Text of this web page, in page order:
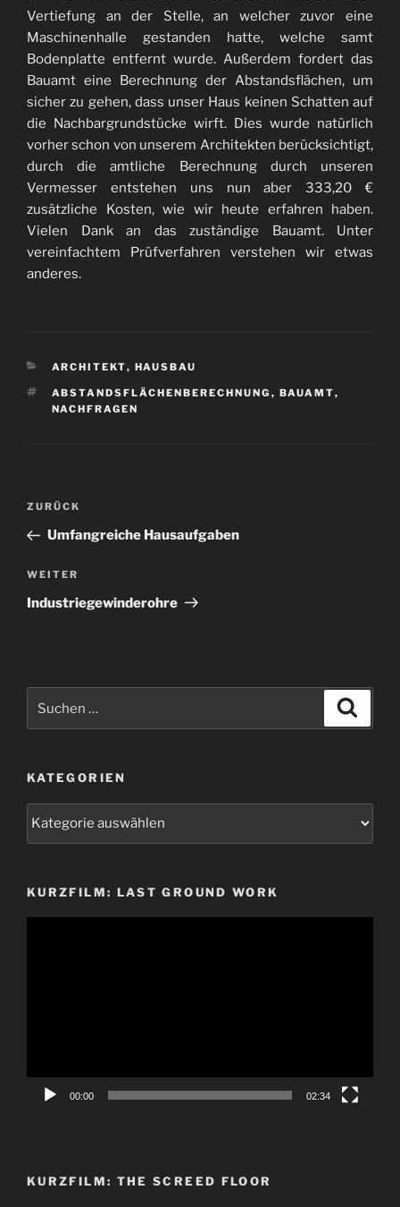
Vertiefung an der Stelle, an welcher zuvor eine
Maschinenhalle gestanden hatte, welche samt
Bodenplatte entfernt wurde. Außerdem fordert das
Bauamt eine Berechnung der Abstandsflächen, um
sicher zu gehen, dass unser Haus keinen Schatten auf
die Nachbargrundstücke wirft. Dies wurde natürlich
vorher schon von unserem Architekten berücksichtigt,
durch die amtliche Berechnung durch unseren
Vermesser entstehen uns nun aber 333,20 €
zusätzliche Kosten, wie wir heute erfahren haben.
Vielen Dank an das zuständige Bauamt. Unter
vereinfachtem Prüfverfahren verstehen wir etwas
anderes.
KATEGORIEN
ARCHITEKT, HAUSBAU
SCHLAGWÖRTER
ABSTANDSFLÄCHENBERECHNUNG , BAUAMT,
NACHFRAGEN
Beitragsnavigation
Vorheriger
Beitrag
ZURÜCK
Umfangreiche Hausaufgaben
Nächster
Beitrag
WEITER
Industriegewinderohre
nach:
KATEGORIEN
KURZFILM: LAST GROUND WORK
00:00 02:34
KURZFILM: THE SCREED FLOOR